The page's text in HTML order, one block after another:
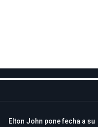
Elton John pone fecha a su